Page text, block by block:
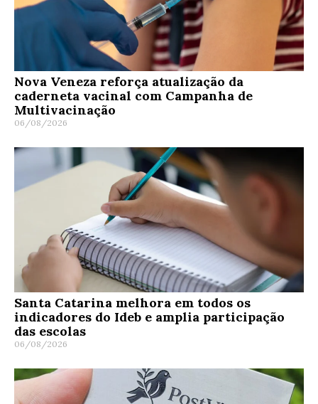
Nova Veneza reforça atualização da
caderneta vacinal com Campanha de
Multivacinação
06/08/2026
Santa Catarina melhora em todos os
indicadores do Ideb e amplia participação
das escolas
06/08/2026